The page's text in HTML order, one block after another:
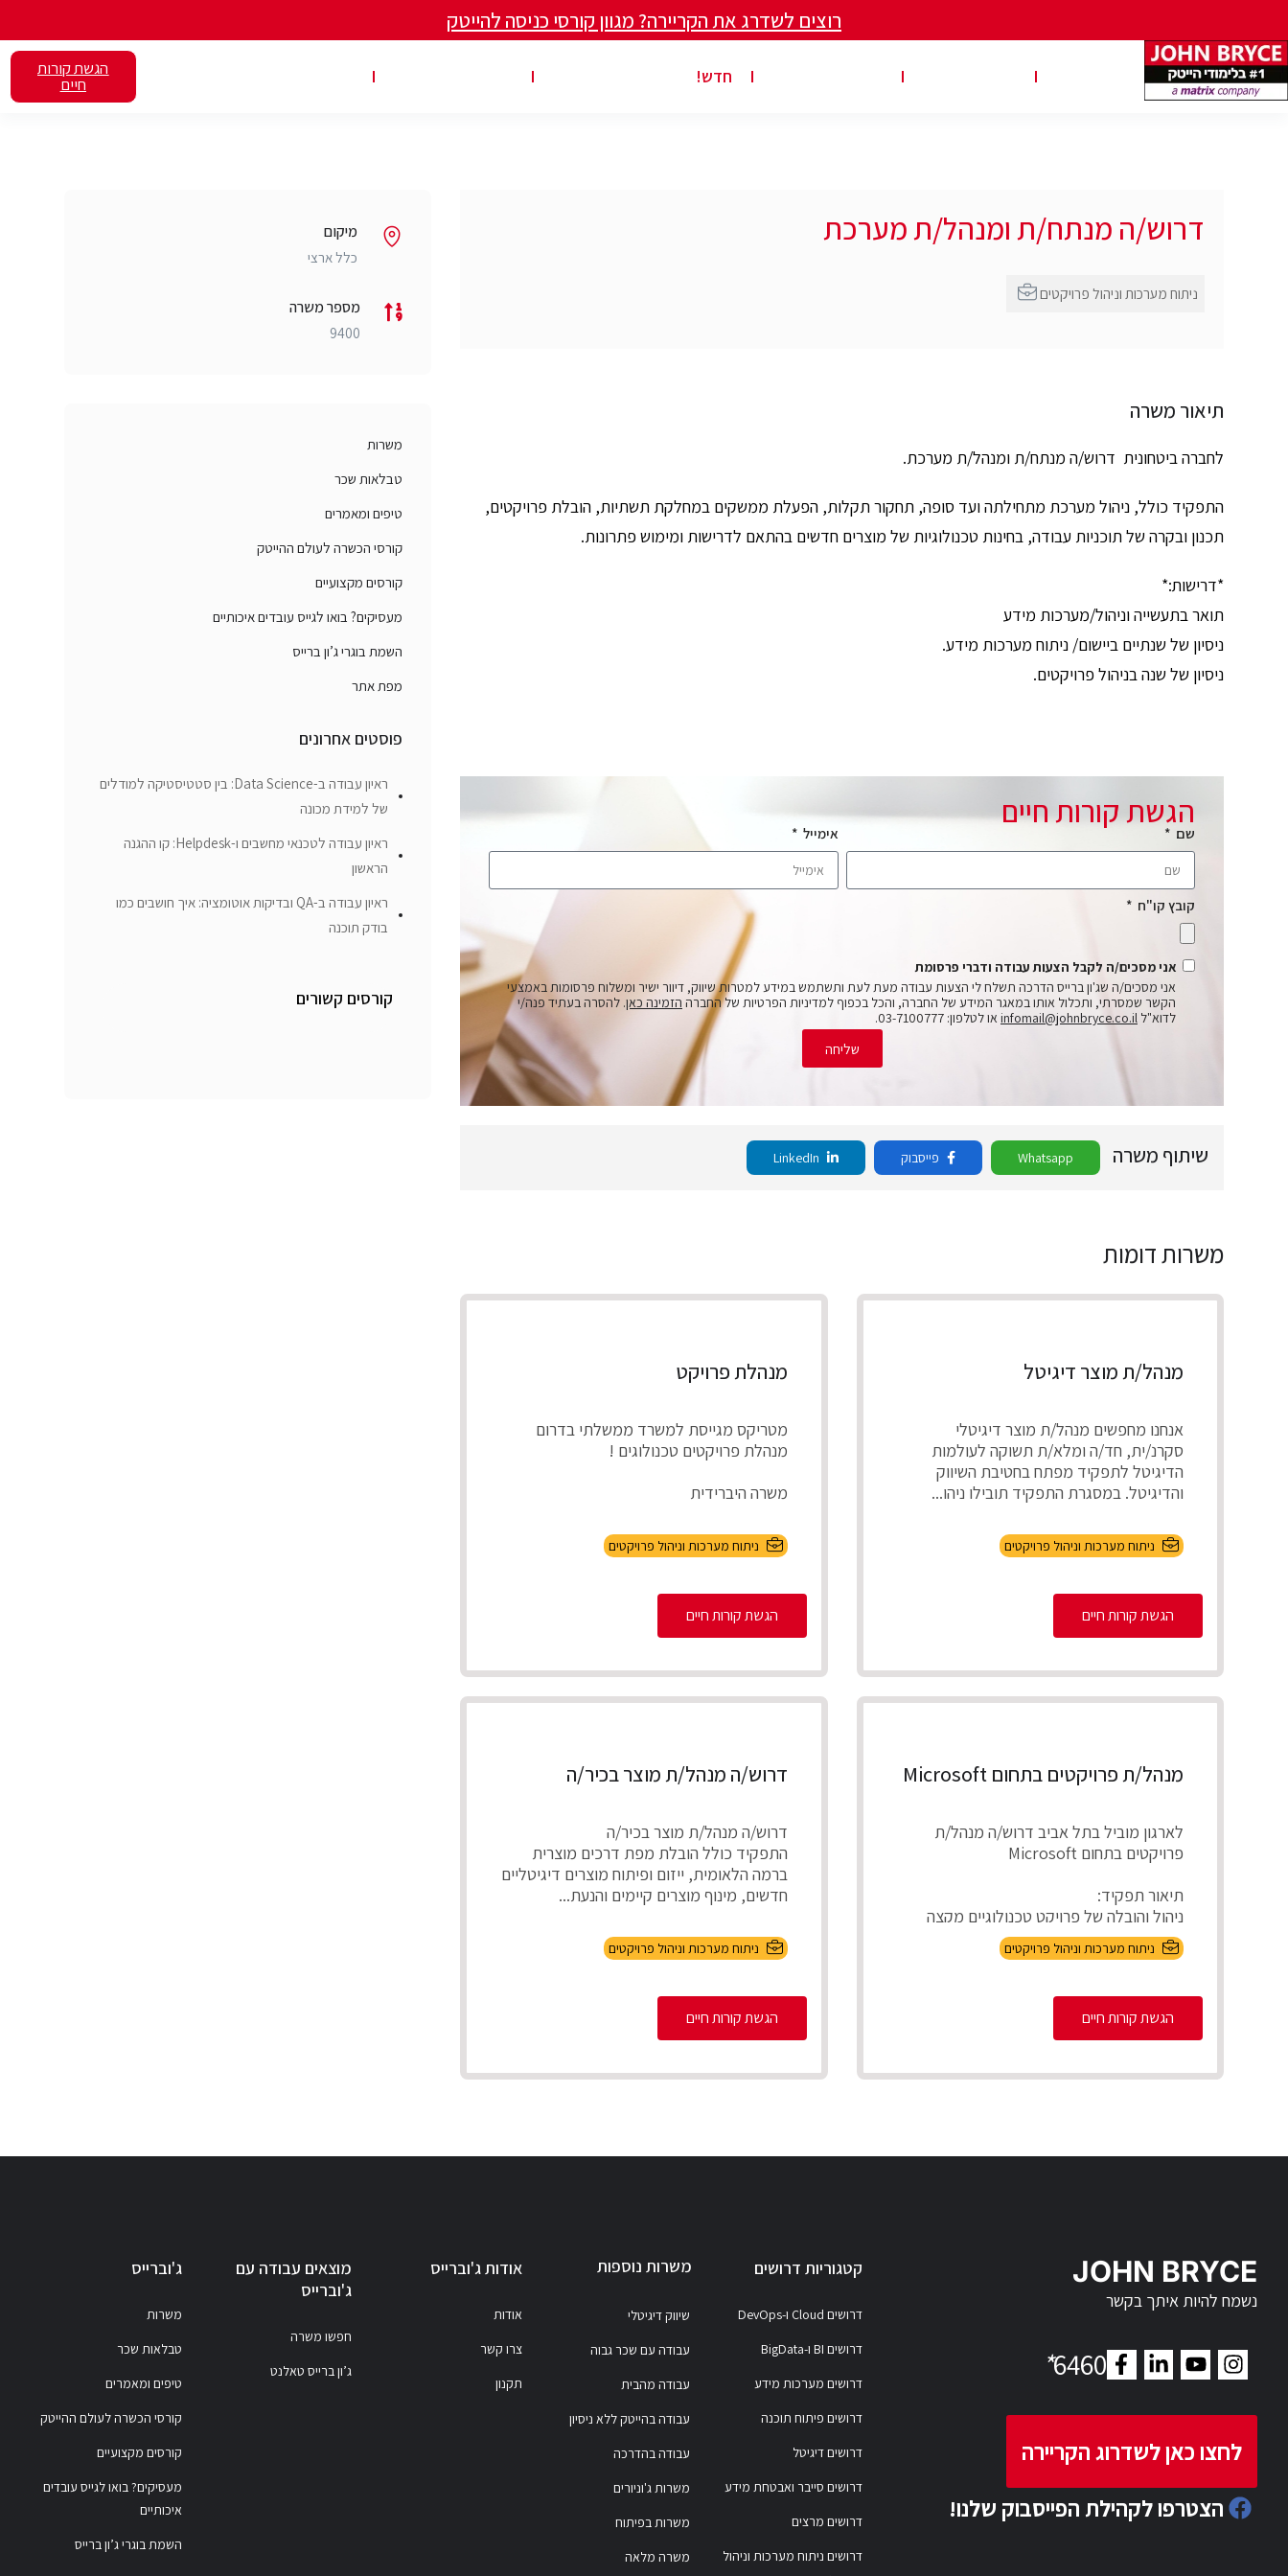
רוצים לשדרג את הקריירה? מגוון קורסי כניסה להייטק
חדש! הגשת קורות
חיים
דרוש/ה מנתח/ת ומנהל/ת מערכת
תיאור משרה
לחברה ביטחונית דרוש/ה מנתח/ת ומנהל/ת מערכת.
התפקיד כולל, ניהול מערכת מתחילתה ועד סופה, תחקור תקלות, הפעלת ממשקים במחלקת תשתיות, הובלת פרויקטים,
תכנון ובקרה של תוכניות עבודה, בחינות טכנולוגיות של מוצרים חדשים בהתאם לדרישות ומימוש פתרונות.
*דרישות:*
תואר בתעשייה וניהול/מערכות מידע
ניסיון של שנתיים ביישום/ ניתוח מערכות מידע.
ניסיון של שנה בניהול פרויקטים.
הגשת קורות חיים
שם אימייל
קובץ קו"ח
אני מסכים/ה לקבל הצעות עבודה ודברי פרסומת
אני מסכים/ה שג'ון ברייס הדרכה תשלח לי הצעות עבודה מעת לעת ותשתמש במידע למטרות שיווק, דיוור ישיר ומשלוח פרסומות באמצעי
הקשר שמסרתי, ותכלול אותו במאגר המידע של החברה, והכל בכפוף למדיניות הפרטיות של החברה הזמינה כאן. להסרה בעתיד פנה/י
לדוא"ל infomail@johnbryce.co.il או לטלפון: 03-7100777.
שליחה
שיתוף משרה Whatsapp פייסבוק
משרות דומות
מנהל/ת מוצר דיגיטל
אנחנו מחפשים מנהל/ת מוצר דיגיטלי
סקרנ/ית, חד/ה ומלא/ת תשוקה לעולמות
הדיגיטל לתפקיד מפתח בחטיבת השיווק
והדיגיטל. במסגרת התפקיד תובילו ניהו...
ניתוח מערכות וניהול פרויקטים
הגשת קורות חיים
מנהלת פרויקט
מטריקס מגייסת למשרד ממשלתי בדרום
מנהלת פרויקטים טכנולוגים !
משרה היברידית
תיאור התפקיד
התאמת והטמע...
ניתוח מערכות וניהול פרויקטים
הגשת קורות חיים
מנהל/ת פרויקטים בתחום Microsoft
לארגון מוביל בתל אביב דרוש/ה מנהל/ת
פרויקטים בתחום Microsoft
תיאור תפקיד:
ניהול והובלה של פרויקט טכנולוגיים מקצה
לקצה, אפיון דרישות בהתא...
ניתוח מערכות וניהול פרויקטים
הגשת קורות חיים
דרוש/ה מנהל/ת מוצר בכיר/ה
דרוש/ה מנהל/ת מוצר בכיר/ה
התפקיד כולל הובלת מפת דרכים מוצרית
ברמה הלאומית, ייזום ופיתוח מוצרים דיגיטליים
חדשים, מינוף מוצרים קיימים והנעת...
ניתוח מערכות וניהול פרויקטים
הגשת קורות חיים
מיקום
כלל ארצי
מספר משרה
9400
משרות
טבלאות שכר
טיפים ומאמרים
קורסי הכשרה לעולם ההייטק
קורסים מקצועיים
מעסיקים? בואו לגייס עובדים איכותיים
השמת בוגרי ג’ון ברייס
מפת אתר
פוסטים אחרונים
ראיון עבודה ב-Data Science: בין סטטיסטיקה למודלים
של למידת מכונה
ראיון עבודה לטכנאי מחשבים ו-Helpdesk: קו ההגנה
הראשון
ראיון עבודה ב-QA ובדיקות אוטומציה: איך חושבים כמו
בודק תוכנה
קורסים קשורים
JOHN BRYCE
נשמח להיות איתך בקשר
6460
*
לחצו כאן לשדרוג הקריירה
הצטרפו לקהילת הפייסבוק שלנו!
קטגוריות דרושים
דרושים Cloud ו-DevOps
דרושים BI ו-BigData
דרושים מערכות מידע
דרושים פיתוח תוכנה
דרושים דיגיטל
דרושים סייבר ואבטחת מידע
דרושים מרצים
דרושים ניתוח מערכות וניהול
משרות נוספות
שיווק דיגיטלי
עבודה עם שכר גבוה
עבודה מהבית
עבודה בהייטק ללא ניסיון
עבודה בהדרכה
משרות ג'וניורים
משרות בפיתוח
משרה מלאה
אודות ג'וברייס
אודות
צרו קשר
תקנון
מוצאים עבודה עם
ג'וברייס
חפשו משרה
ג’ון ברייס טאלנט
ג'וברייס
משרות
טבלאות שכר
טיפים ומאמרים
קורסי הכשרה לעולם ההייטק
קורסים מקצועיים
מעסיקים? בואו לגייס עובדים
איכותיים
השמת בוגרי ג’ון ברייס